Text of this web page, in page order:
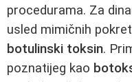
procedurama. Za
usled mimičnih
botulinski toksin.
poznatijeg kao